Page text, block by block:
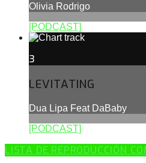
Olivia Rodrigo
[PODCAST]
3
LEVITATING
Dua Lipa Feat DaBaby
[PODCAST]
LISTA DE REPRODUCCIÓN